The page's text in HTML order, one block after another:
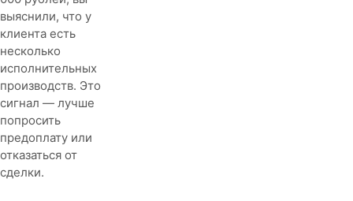
выяснили, что у
клиента есть
несколько
исполнительных
производств. Это
сигнал — лучше
попросить
предоплату или
отказаться от
сделки.